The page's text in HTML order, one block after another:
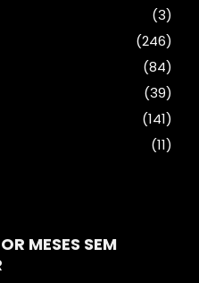
(3)
(246)
(84)
(39)
(141)
(11)
MESES SEM